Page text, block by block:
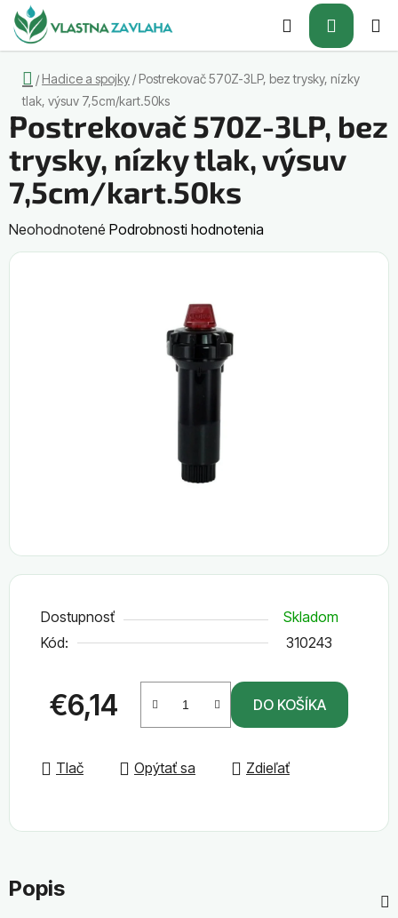
Prejsť
na
obsah
Hľadať
KOŠÍK
Domov
/ Hadice a spojky / Postrekovač 570Z-3LP, bez trysky, nízky
tlak, výsuv 7,5cm/kart.50ks
Dostupnosť
Skladom
Kód:
310243
€6,14
Jednotková cena:
DO KOŠÍKA
Tlač Opýtať sa Zdieľať
Postrekovač 570Z-3LP, bez
trysky, nízky tlak, výsuv
7,5cm/kart.50ks
Priemerné
hodnotenie
Neohodnotené Podrobnosti hodnotenia
Popis